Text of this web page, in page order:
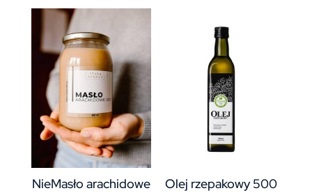
NieMasło arachidowe
Olej rzepakowy 500